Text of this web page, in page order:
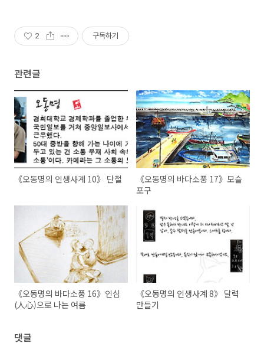
2 구독하기
관련글
《오동명의 인생사계 10》 단절
《오동명의 바다소풍 17》모슬
포구
《오동명의 바다소풍 16》인심
(人心)으로 나는 여름
《오동명의 인생사계 8》 달력
만들기
댓글